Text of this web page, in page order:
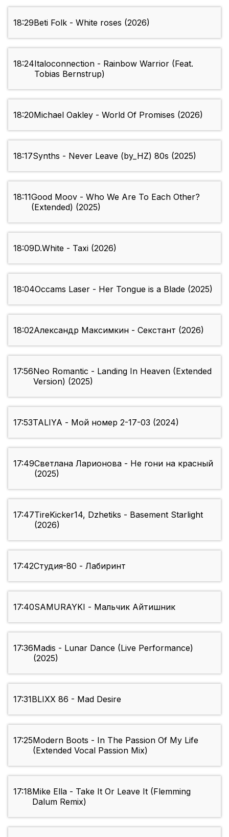
18:29Beti Folk - White roses (2026)
18:24Italoconnection - Rainbow Warrior (Feat.
Tobias Bernstrup)
18:20Michael Oakley - World Of Promises (2026)
18:17Synths - Never Leave (by_HZ) 80s (2025)
18:11Good Moov - Who We Are To Each Other?
(Extended) (2025)
18:09D.White - Taxi (2026)
18:04Occams Laser - Her Tongue is a Blade (2025)
18:02Александр Максимкин - Секстант (2026)
17:56Neo Romantic - Landing In Heaven (Extended
Version) (2025)
17:53TALIYA - Мой номер 2-17-03 (2024)
17:49Светлана Ларионова - Не гони на красный
(2025)
17:47TireKicker14, Dzhetiks - Basement Starlight
(2026)
17:42Студия-80 - Лабиринт
17:40SAMURAYKI - Мальчик Айтишник
17:36Madis - Lunar Dance (Live Performance)
(2025)
17:31BLIXX 86 - Mad Desire
17:25Modern Boots - In The Passion Of My Life
(Extended Vocal Passion Mix)
17:18Mike Ella - Take It Or Leave It (Flemming
Dalum Remix)